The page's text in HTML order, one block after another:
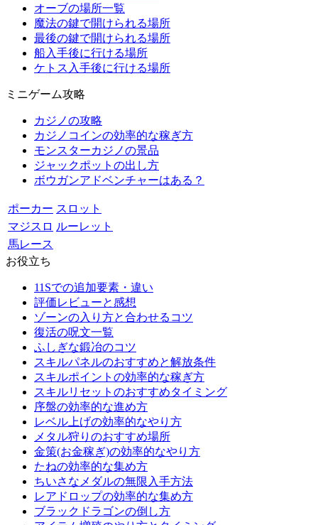
オーブの場所一覧
魔法の鍵で開けられる場所
最後の鍵で開けられる場所
船入手後に行ける場所
ケトス入手後に行ける場所
ミニゲーム攻略
カジノの攻略
カジノコインの効率的な稼ぎ方
モンスターカジノの景品
ジャックポットの出し方
ボウガンアドベンチャーはある？
ポーカー スロット
マジスロ ルーレット
馬レース
お役立ち
11Sでの追加要素・違い
評価レビューと感想
ゾーンの入り方と合わせるコツ
復活の呪文一覧
ふしぎな鍛冶のコツ
スキルパネルのおすすめと解放条件
スキルポイントの効率的な稼ぎ方
スキルリセットのおすすめタイミング
序盤の効率的な進め方
レベル上げの効率的なやり方
メタル狩りのおすすめ場所
金策(お金稼ぎ)の効率的なやり方
たねの効率的な集め方
ちいさなメダルの無限入手方法
レアドロップの効率的な集め方
ブラックドラゴンの倒し方